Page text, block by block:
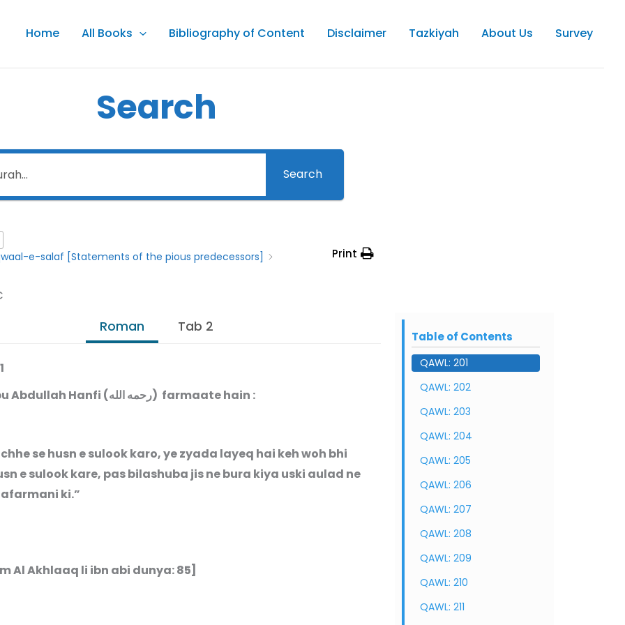
Home All Books Bibliography of Content Disclaimer Tazkiyah About Us Survey
Search
Search
e-salaf [Statements of the pious predecessors] Print
Roman Tab 2
Imam Abu Abdullah Hanfi (رحمه الله) farmaate hain :
se husn e sulook karo, ye zyada layeq hai keh woh bhi
e sulook kare, pas bilashuba jis ne bura kiya uski aulad ne
ki.”
Al Akhlaaq li ibn abi dunya: 85]
Table of Contents
QAWL: 201
QAWL: 202
QAWL: 203
QAWL: 204
QAWL: 205
QAWL: 206
QAWL: 207
QAWL: 208
QAWL: 209
QAWL: 210
QAWL: 211